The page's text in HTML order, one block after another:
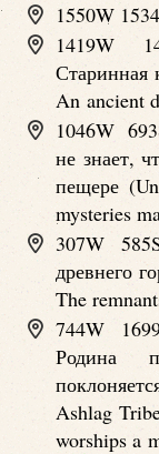
1550W
1419W
Старинная
An ancient
1046W
не знает,
пещере
mysteries
307W
древнего
The
744W
Родина
Ashlag
worships a